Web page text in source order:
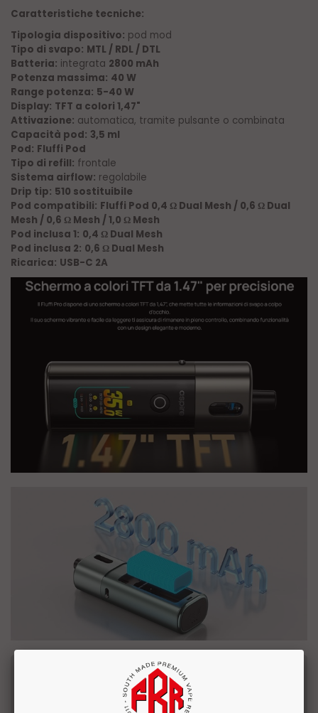
Caratteristiche tecniche:
Tipologia dispositivo: pod mod
Tipo di svapo: MTL / RDL / DTL
Batteria: integrata 2800 mAh
Potenza massima: 40 W
Range potenza: 5-40 W
Display: TFT a colori 1,47"
Attivazione: automatica, tramite pulsante o combinata
Capacità pod: 3,5 ml
Pod: Fluffi Pod
Tipo di refill: frontale
Sistema airflow: regolabile
Drip tip: 510 sostituibile
Pod compatibili: Fluffi Pod 0,4 Ω Dual Mesh / 0,6 Ω Dual
Mesh / 0,6 Ω Mesh / 1,0 Ω Mesh
Pod inclusa 1: 0,4 Ω Dual Mesh
Pod inclusa 2: 0,6 Ω Dual Mesh
Ricarica: USB-C 2A